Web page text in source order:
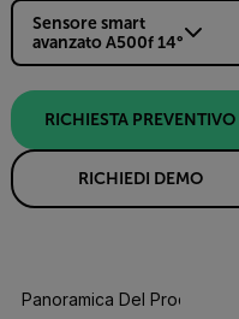
Sensore smart
avanzato A500f 14°
RICHIESTA PREVENTIVO
RICHIEDI DEMO
Panoramica Del Prodotto